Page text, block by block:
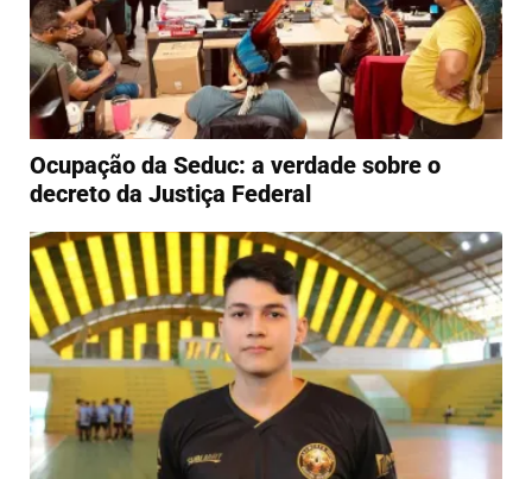
Ocupação da Seduc: a verdade sobre o
decreto da Justiça Federal